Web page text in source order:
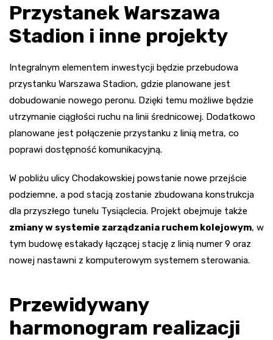
Przystanek Warszawa
Stadion i inne projekty
Integralnym elementem inwestycji będzie przebudowa
przystanku Warszawa Stadion, gdzie planowane jest
dobudowanie nowego peronu. Dzięki temu możliwe będzie
utrzymanie ciągłości ruchu na linii średnicowej. Dodatkowo
planowane jest połączenie przystanku z linią metra, co
poprawi dostępność komunikacyjną.
W pobliżu ulicy Chodakowskiej powstanie nowe przejście
podziemne, a pod stacją zostanie zbudowana konstrukcja
dla przyszłego tunelu Tysiąclecia. Projekt obejmuje także
zmiany w systemie zarządzania ruchem kolejowym, w
tym budowę estakady łączącej stację z linią numer 9 oraz
nowej nastawni z komputerowym systemem sterowania.
Przewidywany
harmonogram realizacji